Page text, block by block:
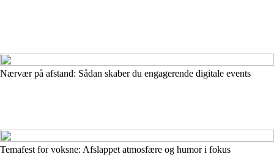
Nærvær på afstand: Sådan skaber du engagerende digitale events
Temafest for voksne: Afslappet atmosfære og humor i fokus